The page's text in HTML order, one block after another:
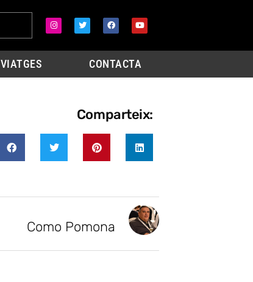
VIATGES CONTACTA
Comparteix:
Como Pomona